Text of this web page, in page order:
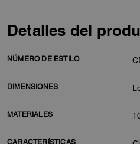
Detalles del
NÚMERO DE ESTILO
DIMENSIONES
MATERIALES
CARACTERÍSTICAS